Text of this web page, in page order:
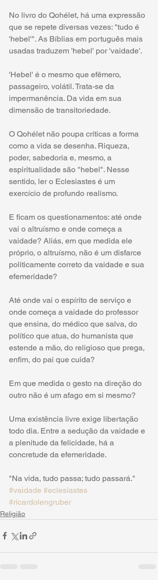
No livro do Qohélet, há uma expressão
que se repete diversas vezes: "tudo é
'hebel'". As Bíblias em português mais
usadas traduzem 'hebel' por 'vaidade'.
'Hebel' é o mesmo que efêmero,
passageiro, volátil. Trata-se da
impermanência. Da vida em sua
dimensão de transitoriedade.
O Qohélet não poupa críticas a forma
como a vida se desenha. Riqueza,
poder, sabedoria e, mesmo, a
espiritualidade são "hebel". Nesse
sentido, ler o Eclesiastes é um
exercício de profundo realismo.
E ficam os questionamentos: até onde
vai o altruísmo e onde começa a
vaidade? Aliás, em que medida ele
próprio, o altruísmo, não é um disfarce
politicamente correto da vaidade e sua
efemeridade?
Até onde vai o espírito de serviço e
onde começa a vaidade do professor
que ensina, do médico que salva, do
político que atua, do humanista que
estende a mão, do religioso que prega,
enfim, do pai que cuida?
Em que medida o gesto na direção do
outro não é um afago em si mesmo?
Uma existência livre exige libertação
todo dia. Entre a sedução da vaidade e
a plenitude da felicidade, há a
concretude da efemeridade.
"Na vida, tudo passa; tudo passará."
#vaidade #eclesiastes
#ricardolengruber
Religião